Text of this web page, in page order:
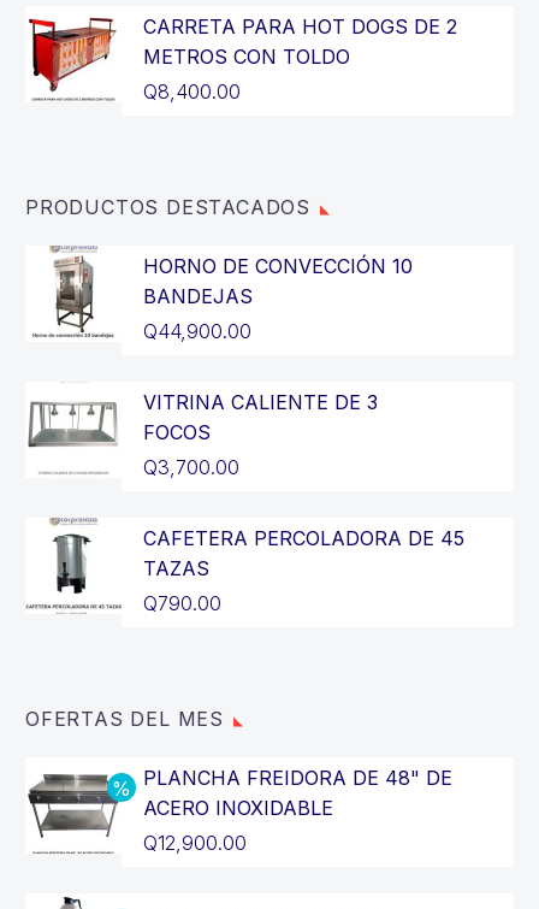
original
era:
Q3,200.00.
precio
actual
es:
CARRETA PARA HOT DOGS DE 2
METROS CON TOLDO
Q8,400.00
PRODUCTOS DESTACADOS
HORNO DE CONVECCIÓN 10
BANDEJAS
Q44,900.00
VITRINA CALIENTE DE 3
FOCOS
Q3,700.00
CAFETERA PERCOLADORA DE 45
TAZAS
Q790.00
OFERTAS DEL MES
PLANCHA FREIDORA DE 48" DE
ACERO INOXIDABLE
El
Q12,900.00